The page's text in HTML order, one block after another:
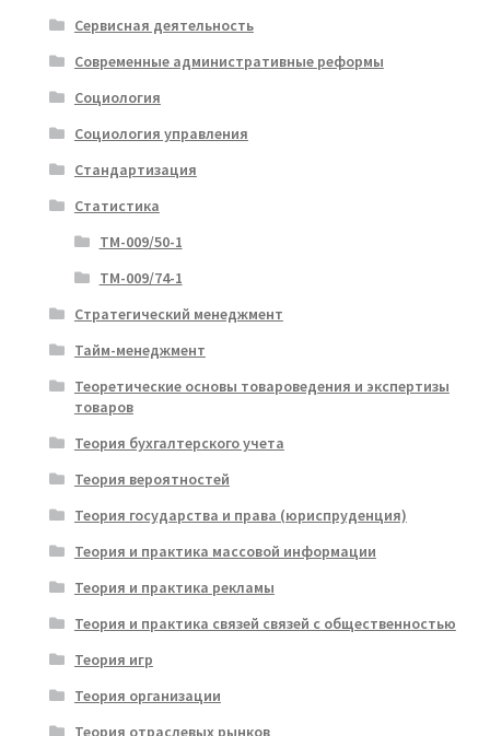
Сервисная деятельность
Современные административные реформы
Социология
Социология управления
Стандартизация
Статистика
ТМ-009/50-1
ТМ-009/74-1
Стратегический менеджмент
Тайм-менеджмент
Теоретические основы товароведения и экспертизы
товаров
Теория бухгалтерского учета
Теория вероятностей
Теория государства и права (юриспруденция)
Теория и практика массовой информации
Теория и практика рекламы
Теория и практика связей связей с общественностью
Теория игр
Теория организации
Теория отраслевых рынков